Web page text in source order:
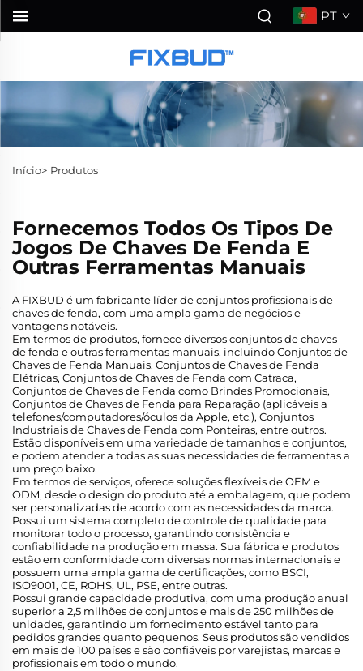
PT
Início> Produtos
Fornecemos Todos Os Tipos De
Jogos De Chaves De Fenda E
Outras Ferramentas Manuais
A FIXBUD é um fabricante líder de conjuntos profissionais de
chaves de fenda, com uma ampla gama de negócios e
vantagens notáveis.
Em termos de produtos, fornece diversos conjuntos de chaves
de fenda e outras ferramentas manuais, incluindo Conjuntos de
Chaves de Fenda Manuais, Conjuntos de Chaves de Fenda
Elétricas, Conjuntos de Chaves de Fenda com Catraca,
Conjuntos de Chaves de Fenda como Brindes Promocionais,
Conjuntos de Chaves de Fenda para Reparação (aplicáveis a
telefones/computadores/óculos da Apple, etc.), Conjuntos
Industriais de Chaves de Fenda com Ponteiras, entre outros.
Estão disponíveis em uma variedade de tamanhos e conjuntos,
e podem atender a todas as suas necessidades de ferramentas a
um preço baixo.
Em termos de serviços, oferece soluções flexíveis de OEM e
ODM, desde o design do produto até a embalagem, que podem
ser personalizadas de acordo com as necessidades da marca.
Possui um sistema completo de controle de qualidade para
monitorar todo o processo, garantindo consistência e
confiabilidade na produção em massa. Sua fábrica e produtos
estão em conformidade com diversas normas internacionais e
possuem uma ampla gama de certificações, como BSCI,
ISO9001, CE, ROHS, UL, PSE, entre outras.
Possui grande capacidade produtiva, com uma produção anual
superior a 2,5 milhões de conjuntos e mais de 250 milhões de
unidades, garantindo um fornecimento estável tanto para
pedidos grandes quanto pequenos. Seus produtos são vendidos
em mais de 100 países e são confiáveis por varejistas, marcas e
profissionais em todo o mundo.